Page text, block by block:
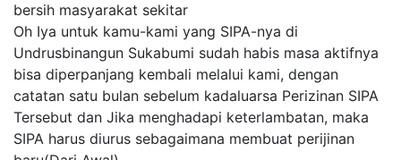
bersih masyarakat sekitar
Oh Iya untuk kamu-kami yang SIPA-nya di
Undrusbinangun Sukabumi sudah habis masa aktifnya
bisa diperpanjang kembali melalui kami, dengan
catatan satu bulan sebelum kadaluarsa Perizinan SIPA
Tersebut dan Jika menghadapi keterlambatan, maka
SIPA harus diurus sebagaimana membuat perijinan